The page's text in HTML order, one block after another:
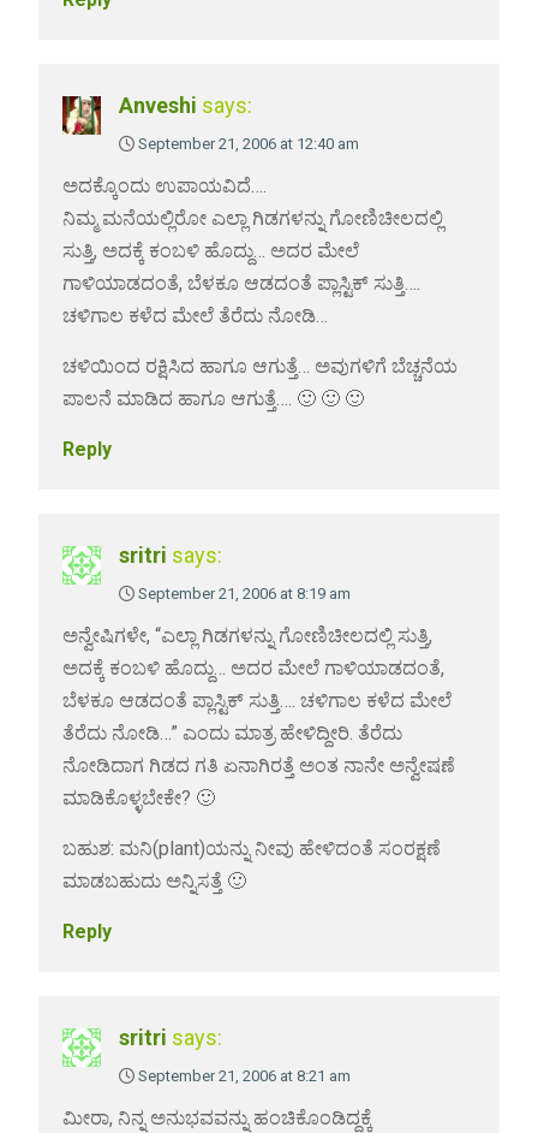
Anveshi says:
September 21, 2006 at 12:40 am
ಅದಕ್ಕೊಂದು ಉಪಾಯವಿದೆ….
ನಿಮ್ಮ ಮನೆಯಲ್ಲಿರೋ ಎಲ್ಲಾ ಗಿಡಗಳನ್ನು ಗೋಣಿಚೀಲದಲ್ಲಿ
ಸುತ್ತಿ, ಅದಕ್ಕೆ ಕಂಬಳಿ ಹೊದ್ದು… ಅದರ ಮೇಲೆ
ಗಾಳಿಯಾಡದಂತೆ, ಬೆಳಕೂ ಆಡದಂತೆ ಪ್ಲಾಸ್ಟಿಕ್ ಸುತ್ತಿ….
ಚಳಿಗಾಲ ಕಳೆದ ಮೇಲೆ ತೆರೆದು ನೋಡಿ…
ಚಳಿಯಿಂದ ರಕ್ಷಿಸಿದ ಹಾಗೂ ಆಗುತ್ತೆ… ಅವುಗಳಿಗೆ ಬೆಚ್ಚನೆಯ
ಪಾಲನೆ ಮಾಡಿದ ಹಾಗೂ ಆಗುತ್ತೆ…. 🙂 🙂 🙂
Reply
sritri says:
September 21, 2006 at 8:19 am
ಅನ್ವೇಷಿಗಳೇ, “ಎಲ್ಲಾ ಗಿಡಗಳನ್ನು ಗೋಣಿಚೀಲದಲ್ಲಿ ಸುತ್ತಿ,
ಅದಕ್ಕೆ ಕಂಬಳಿ ಹೊದ್ದು… ಅದರ ಮೇಲೆ ಗಾಳಿಯಾಡದಂತೆ,
ಬೆಳಕೂ ಆಡದಂತೆ ಪ್ಲಾಸ್ಟಿಕ್ ಸುತ್ತಿ…. ಚಳಿಗಾಲ ಕಳೆದ ಮೇಲೆ
ತೆರೆದು ನೋಡಿ…” ಎಂದು ಮಾತ್ರ ಹೇಳಿದ್ದೀರಿ. ತೆರೆದು
ನೋಡಿದಾಗ ಗಿಡದ ಗತಿ ಏನಾಗಿರತ್ತೆ ಅಂತ ನಾನೇ ಅನ್ವೇಷಣೆ
ಮಾಡಿಕೊಳ್ಳಬೇಕೇ? 🙂
ಬಹುಶ: ಮನಿ(plant)ಯನ್ನು ನೀವು ಹೇಳಿದಂತೆ ಸಂರಕ್ಷಣೆ
ಮಾಡಬಹುದು ಅನ್ನಿಸತ್ತೆ 🙂
Reply
sritri says:
September 21, 2006 at 8:21 am
ಮೀರಾ, ನಿನ್ನ ಅನುಭವವನ್ನು ಹಂಚಿಕೊಂಡಿದ್ದಕ್ಕೆ